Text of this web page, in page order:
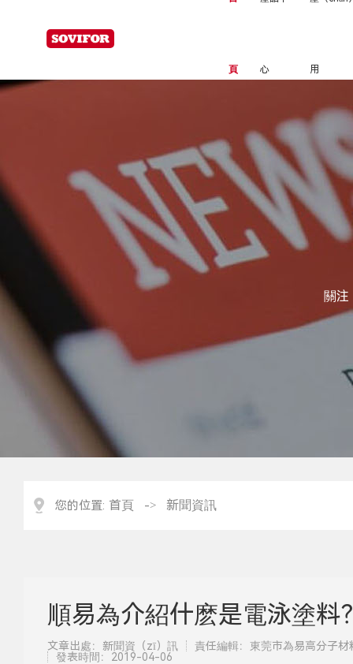
頁 心 用
關注
您的位置: 首頁 -> 新聞資訊
順易為介紹什麽是電泳塗料
文章出處：新聞資（zī）訊
責任編輯：東莞市為易高分子
發表時間：2019-04-06